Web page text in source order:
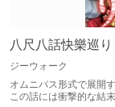
八尺八話快樂巡
ジーウォーク
オムニバス形式で展開
この話には衝撃的な結